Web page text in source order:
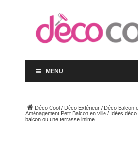
MENU
Déco Cool/ Déco Extérieur/ Déco Balcon
Aménagement Petit Balcon en ville/ Idées déco
balcon ou une terrasse intime